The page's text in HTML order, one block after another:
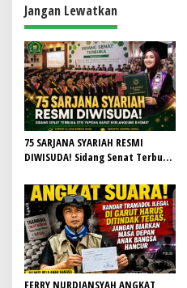
a
s
i
p
o
s
Jangan Lewatkan
75 SARJANA SYARIAH RESMI
DIWISUDA! Sidang Senat Terbuka
Khidmat, Siapkan Lulusan
Berdaya Saing dan Berintegritas